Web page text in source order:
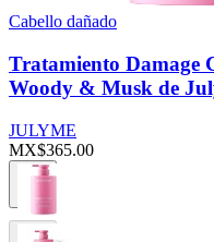
Cabello dañado
Tratamiento Damage
Woody & Musk de
JULYME
MX$365.00